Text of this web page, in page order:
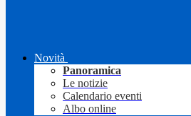
Novità
Panoramica
Le notizie
Calendario eventi
Albo online